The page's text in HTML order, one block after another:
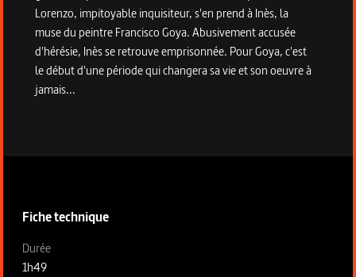
Lorenzo, impitoyable inquisiteur, s'en prend à Inès, la
muse du peintre Francisco Goya. Abusivement accusée
d'hérésie, Inès se retrouve emprisonnée. Pour Goya, c'est
le début d'une période qui changera sa vie et son oeuvre à
jamais...
Fiche technique
Fiche technique section gauche
Durée
1h49